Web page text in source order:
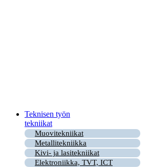
Teknisen työn
tekniikat
Muovitekniikat
Metallitekniikka
Kivi- ja lasitekniikat
Elektroniikka, TVT, ICT